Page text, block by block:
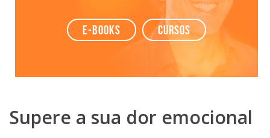
e-books Cursos
Supere a sua dor emocional